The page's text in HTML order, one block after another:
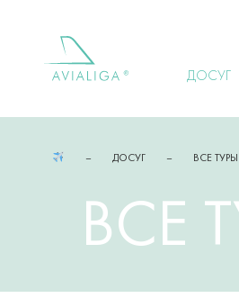
ДОСУГ
ДОСУГ ВСЕ ТУРЫ
ВСЕ